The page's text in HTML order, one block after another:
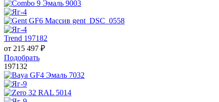
Trend 197182
от 215 497 ₽
Подобрать
197132